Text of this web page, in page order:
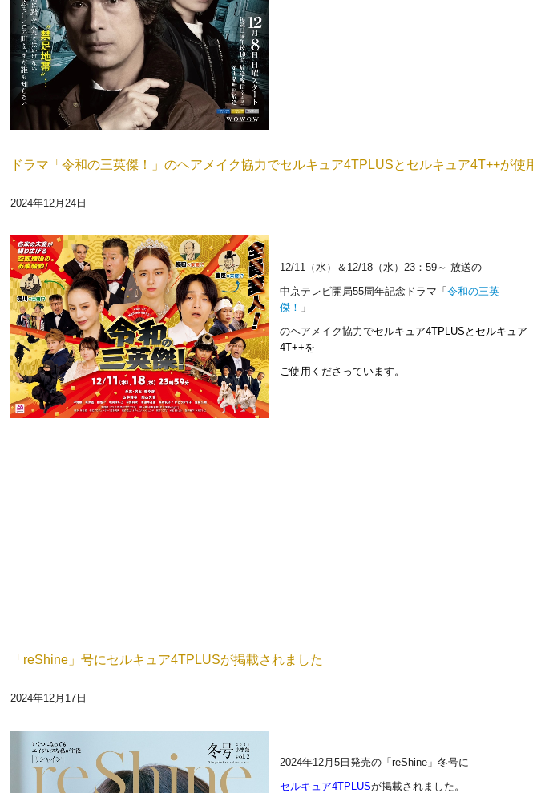
ドラマ「令和の三英傑！」のヘアメイク協力でセルキュア4TPLUSとセルキュア4T++が使
2024年12月24日
12/11（水）＆12/18（水）23：59～ 放送の
中京テレビ開局55周年記念ドラマ「 令和の三英
傑！ 」
のヘアメイク協力でセルキュア4TPLUSとセルキュア
4T++を
ご使用くださっています。
「reShine」号にセルキュア4TPLUSが掲載されました
2024年12月17日
2024年12月5日発売の「reShine」冬号に
セルキュア4TPLUSが掲載されました。